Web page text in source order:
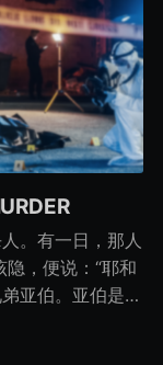
。有一日，那人
，便说：“耶和
亚伯。亚伯是牧
里的出产为供物
的脂油献上。